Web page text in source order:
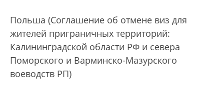
Польша (Соглашение об отмене виз для
жителей приграничных территорий:
Калининградской области РФ и севера
Поморского и Варминско-Мазурского
воеводств РП)